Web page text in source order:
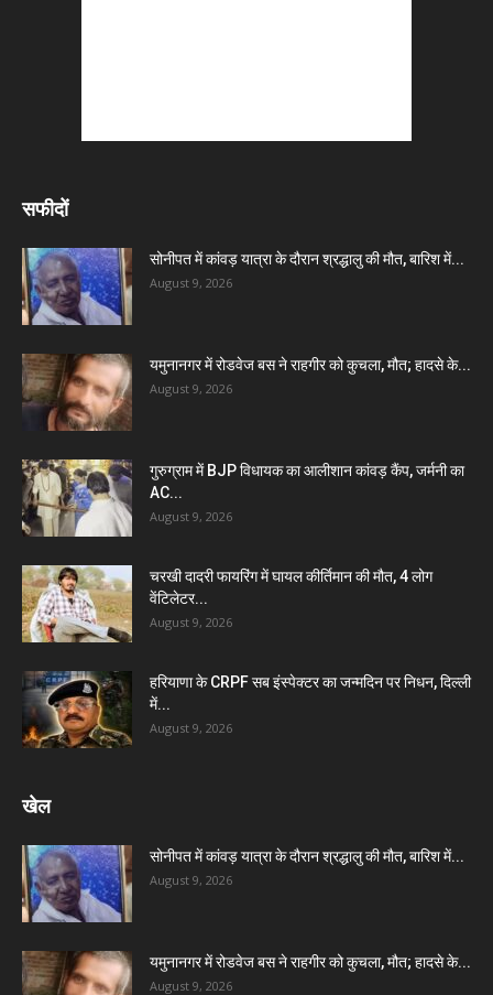
सफीदों
सोनीपत में कांवड़ यात्रा के दौरान श्रद्धालु की मौत, बारिश में...
August 9, 2026
यमुनानगर में रोडवेज बस ने राहगीर को कुचला, मौत; हादसे के...
August 9, 2026
गुरुग्राम में BJP विधायक का आलीशान कांवड़ कैंप, जर्मनी का
AC...
August 9, 2026
चरखी दादरी फायरिंग में घायल कीर्तिमान की मौत, 4 लोग
वेंटिलेटर...
August 9, 2026
हरियाणा के CRPF सब इंस्पेक्टर का जन्मदिन पर निधन, दिल्ली
में...
August 9, 2026
खेल
सोनीपत में कांवड़ यात्रा के दौरान श्रद्धालु की मौत, बारिश में...
August 9, 2026
यमुनानगर में रोडवेज बस ने राहगीर को कुचला, मौत; हादसे के...
August 9, 2026